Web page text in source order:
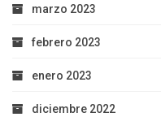
marzo 2023
febrero 2023
enero 2023
diciembre 2022